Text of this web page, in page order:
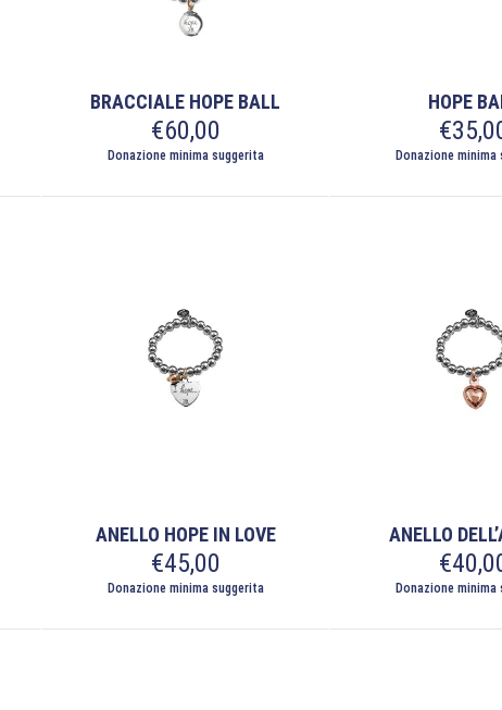
BRACCIALE HOPE BALL
€60,00
Donazione minima suggerita
HOPE
€
Donazione minima
ANELLO HOPE IN LOVE
€45,00
Donazione minima suggerita
ANELLO
€
Donazione minima